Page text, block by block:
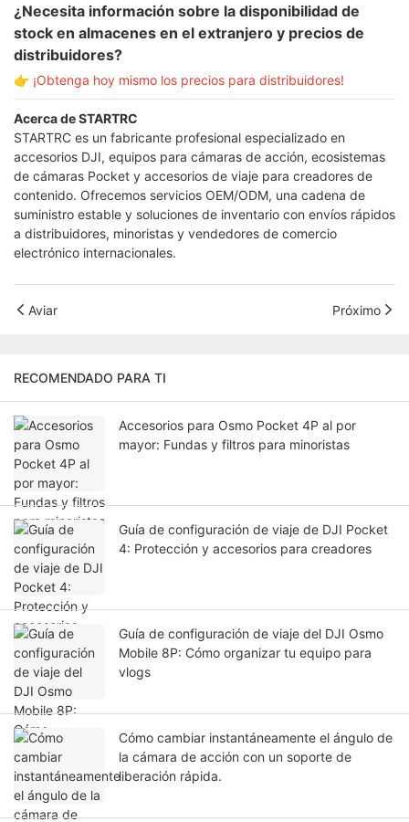
¿Necesita información sobre la disponibilidad de
stock en almacenes en el extranjero y precios de
distribuidores?
👉 ¡Obtenga hoy mismo los precios para distribuidores!
Acerca de STARTRC
STARTRC es un fabricante profesional especializado en
accesorios DJI, equipos para cámaras de acción, ecosistemas
de cámaras Pocket y accesorios de viaje para creadores de
contenido. Ofrecemos servicios OEM/ODM, una cadena de
suministro estable y soluciones de inventario con envíos rápidos
a distribuidores, minoristas y vendedores de comercio
electrónico internacionales.
Aviar Próximo
RECOMENDADO PARA TI
Accesorios para Osmo Pocket 4P al por
mayor: Fundas y filtros para minoristas
Guía de configuración de viaje de DJI Pocket
4: Protección y accesorios para creadores
Guía de configuración de viaje del DJI Osmo
Mobile 8P: Cómo organizar tu equipo para
vlogs
Cómo cambiar instantáneamente el ángulo de
la cámara de acción con un soporte de
liberación rápida.